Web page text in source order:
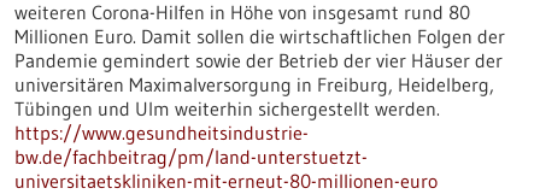
weiteren Corona-Hilfen in Höhe von insgesamt rund 80
Millionen Euro. Damit sollen die wirtschaftlichen Folgen der
Pandemie gemindert sowie der Betrieb der vier Häuser der
universitären Maximalversorgung in Freiburg, Heidelberg,
Tübingen und Ulm weiterhin sichergestellt werden.
https://www.gesundheitsindustrie-
bw.de/fachbeitrag/pm/land-unterstuetzt-
universitaetskliniken-mit-erneut-80-millionen-euro